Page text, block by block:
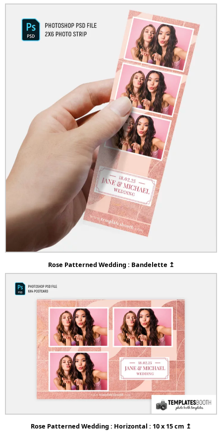
Rose Patterned Wedding : Bandelette ↥
Rose Patterned Wedding : Horizontal : 10 x 15 cm ↥